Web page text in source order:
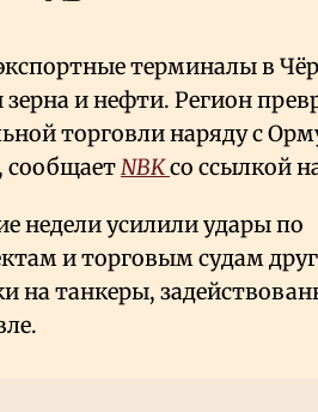
терминалы в
и нефти. Регион
торговли наряду с
NBKсо ссылкой
недели усилили удары по
и торговым судам друг
на танкеры,